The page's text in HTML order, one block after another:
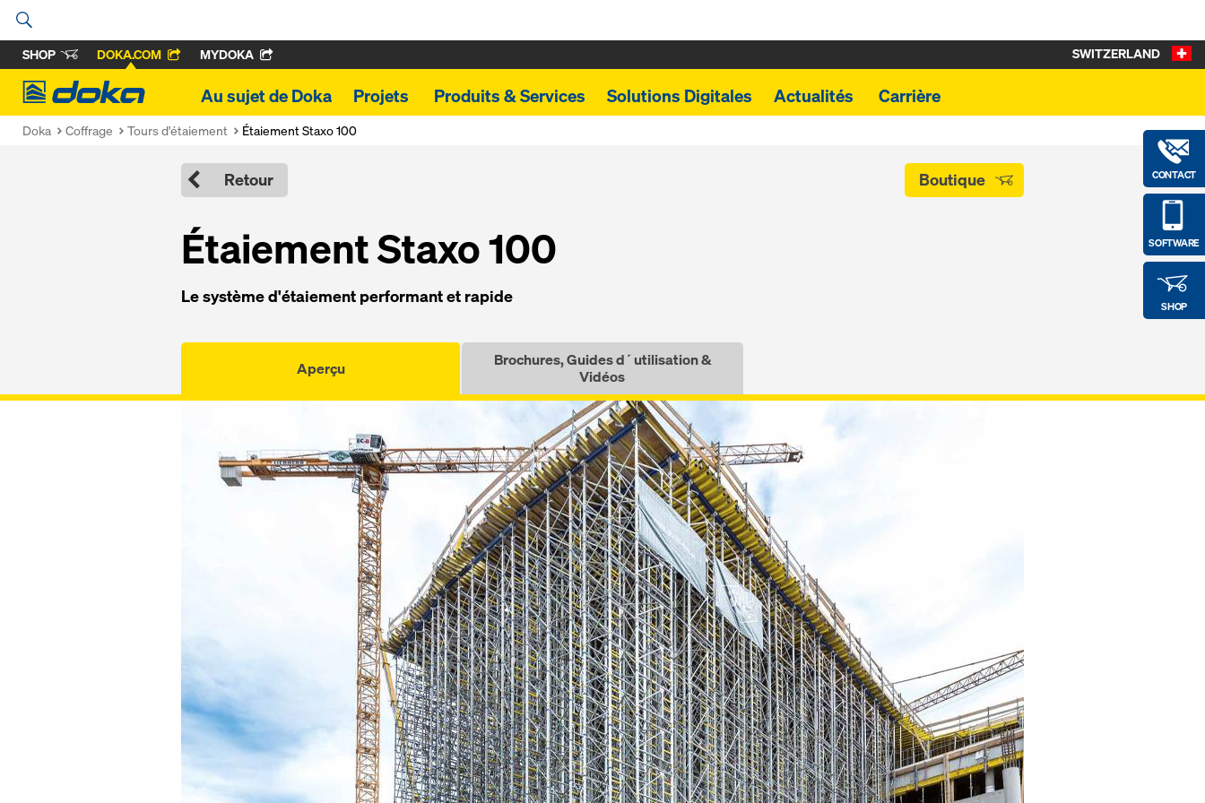
SHOP DOKA.COM MYDOKA
Doka
Au sujet de Doka Projets Produits & Services Solutions Digitales Actualités Carrière
CONTACT
SOFTWARE
SHOP
SWITZERLAND
Doka Coffrage Tours d'étaiement Étaiement Staxo 100
Retour Boutique
Étaiement Staxo 100
Le système d'étaiement performant et rapide
Aperçu
Brochures, Guides d´utilisation &
Vidéos